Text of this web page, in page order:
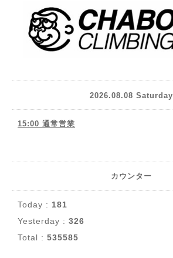
2026.08.08 Saturday
15:00 通常営業
カウンター
Today : 181
Yesterday : 326
Total : 535585